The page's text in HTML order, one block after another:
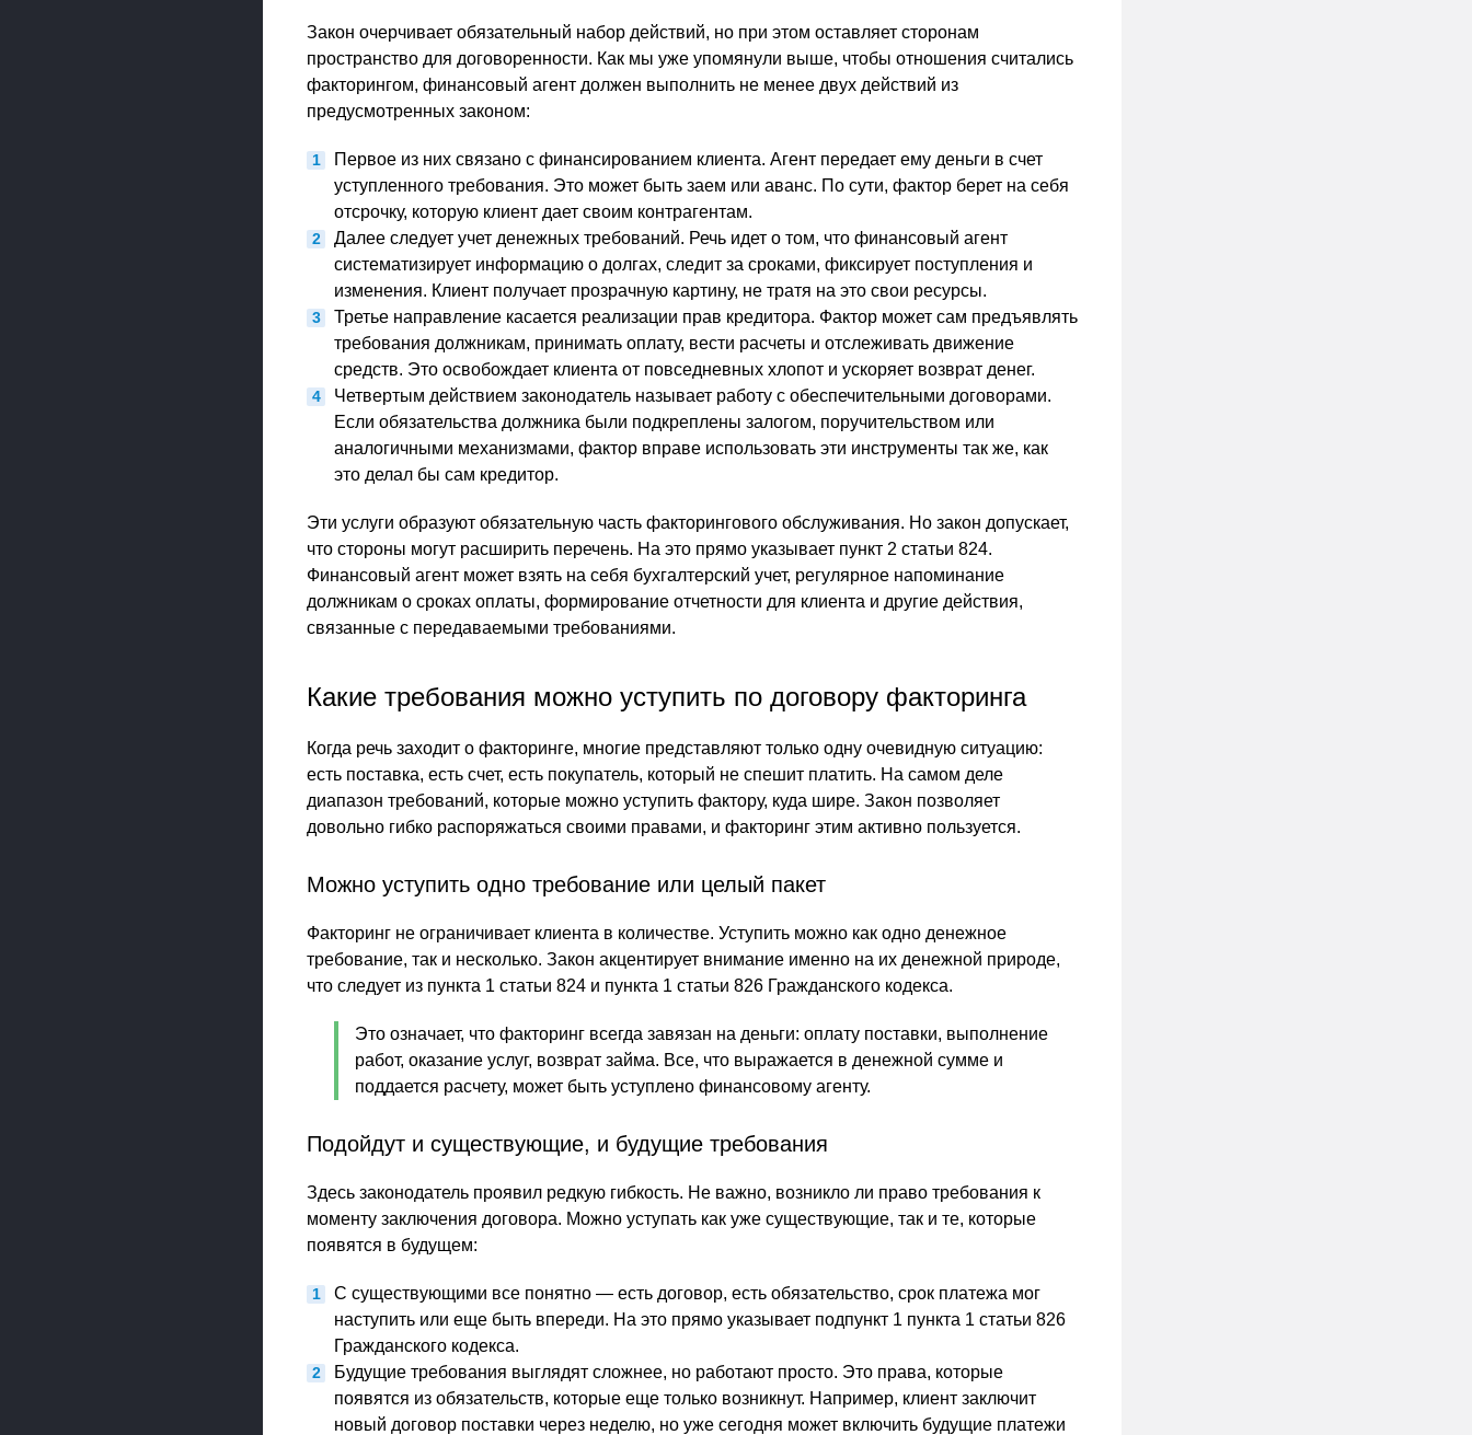
Закон очерчивает обязательный набор действий, но при этом оставляет сторонам
пространство для договоренности. Как мы уже упомянули выше, чтобы отношения считались
факторингом, финансовый агент должен выполнить не менее двух действий из
предусмотренных законом:
Первое из них связано с финансированием клиента. Агент передает ему деньги в счет
уступленного требования. Это может быть заем или аванс. По сути, фактор берет на себя
отсрочку, которую клиент дает своим контрагентам.
Далее следует учет денежных требований. Речь идет о том, что финансовый агент
систематизирует информацию о долгах, следит за сроками, фиксирует поступления и
изменения. Клиент получает прозрачную картину, не тратя на это свои ресурсы.
Третье направление касается реализации прав кредитора. Фактор может сам предъявлять
требования должникам, принимать оплату, вести расчеты и отслеживать движение
средств. Это освобождает клиента от повседневных хлопот и ускоряет возврат денег.
Четвертым действием законодатель называет работу с обеспечительными договорами.
Если обязательства должника были подкреплены залогом, поручительством или
аналогичными механизмами, фактор вправе использовать эти инструменты так же, как
это делал бы сам кредитор.
Эти услуги образуют обязательную часть факторингового обслуживания. Но закон допускает,
что стороны могут расширить перечень. На это прямо указывает пункт 2 статьи 824.
Финансовый агент может взять на себя бухгалтерский учет, регулярное напоминание
должникам о сроках оплаты, формирование отчетности для клиента и другие действия,
связанные с передаваемыми требованиями.
Какие требования можно уступить по договору факторинга
Когда речь заходит о факторинге, многие представляют только одну очевидную ситуацию:
есть поставка, есть счет, есть покупатель, который не спешит платить. На самом деле
диапазон требований, которые можно уступить фактору, куда шире. Закон позволяет
довольно гибко распоряжаться своими правами, и факторинг этим активно пользуется.
Можно уступить одно требование или целый пакет
Факторинг не ограничивает клиента в количестве. Уступить можно как одно денежное
требование, так и несколько. Закон акцентирует внимание именно на их денежной природе,
что следует из пункта 1 статьи 824 и пункта 1 статьи 826 Гражданского кодекса.
Это означает, что факторинг всегда завязан на деньги: оплату поставки, выполнение
работ, оказание услуг, возврат займа. Все, что выражается в денежной сумме и
поддается расчету, может быть уступлено финансовому агенту.
Подойдут и существующие, и будущие требования
Здесь законодатель проявил редкую гибкость. Не важно, возникло ли право требования к
моменту заключения договора. Можно уступать как уже существующие, так и те, которые
появятся в будущем:
С существующими все понятно — есть договор, есть обязательство, срок платежа мог
наступить или еще быть впереди. На это прямо указывает подпункт 1 пункта 1 статьи 826
Гражданского кодекса.
Будущие требования выглядят сложнее, но работают просто. Это права, которые
появятся из обязательств, которые еще только возникнут. Например, клиент заключит
новый договор поставки через неделю, но уже сегодня может включить будущие платежи